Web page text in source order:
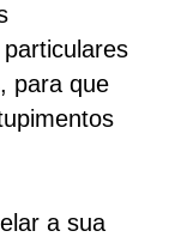
para que
a sua